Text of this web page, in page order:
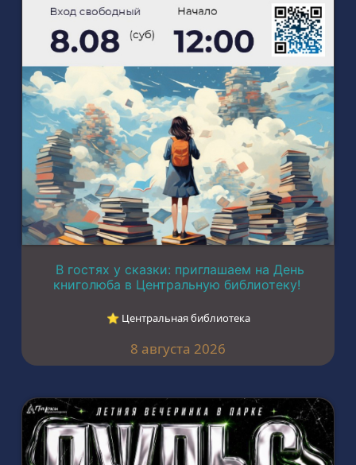
В гостях у сказки: приглашаем на День
книголюба в Центральную библиотеку!
⭐︎ Центральная библиотека
8 августа 2026